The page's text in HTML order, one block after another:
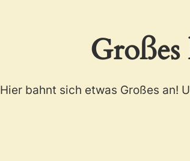
Hier bahnt sich etwas Großes an!